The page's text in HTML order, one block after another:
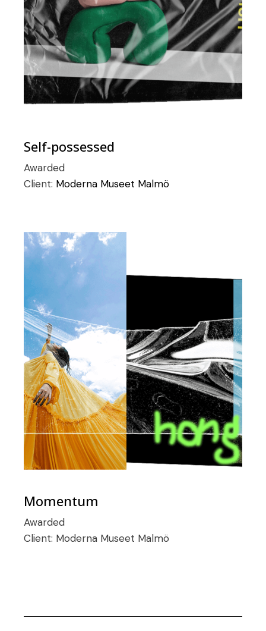
Self-possessed
Awarded
Client: Moderna Museet Malmö
Momentum
Awarded
Client: Moderna Museet Malmö